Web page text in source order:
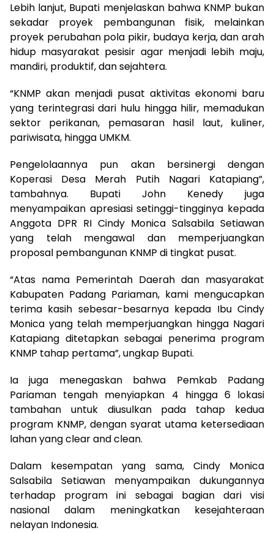
Lebih lanjut, Bupati menjelaskan bahwa KNMP bukan
sekadar proyek pembangunan fisik, melainkan
proyek perubahan pola pikir, budaya kerja, dan arah
hidup masyarakat pesisir agar menjadi lebih maju,
mandiri, produktif, dan sejahtera.
“KNMP akan menjadi pusat aktivitas ekonomi baru
yang terintegrasi dari hulu hingga hilir, memadukan
sektor perikanan, pemasaran hasil laut, kuliner,
pariwisata, hingga UMKM.
Pengelolaannya pun akan bersinergi dengan
Koperasi Desa Merah Putih Nagari Katapiang”,
tambahnya. Bupati John Kenedy juga
menyampaikan apresiasi setinggi-tingginya kepada
Anggota DPR RI Cindy Monica Salsabila Setiawan
yang telah mengawal dan memperjuangkan
proposal pembangunan KNMP di tingkat pusat.
“Atas nama Pemerintah Daerah dan masyarakat
Kabupaten Padang Pariaman, kami mengucapkan
terima kasih sebesar-besarnya kepada Ibu Cindy
Monica yang telah memperjuangkan hingga Nagari
Katapiang ditetapkan sebagai penerima program
KNMP tahap pertama”, ungkap Bupati.
Ia juga menegaskan bahwa Pemkab Padang
Pariaman tengah menyiapkan 4 hingga 6 lokasi
tambahan untuk diusulkan pada tahap kedua
program KNMP, dengan syarat utama ketersediaan
lahan yang clear and clean.
Dalam kesempatan yang sama, Cindy Monica
Salsabila Setiawan menyampaikan dukungannya
terhadap program ini sebagai bagian dari visi
nasional dalam meningkatkan kesejahteraan
nelayan Indonesia.